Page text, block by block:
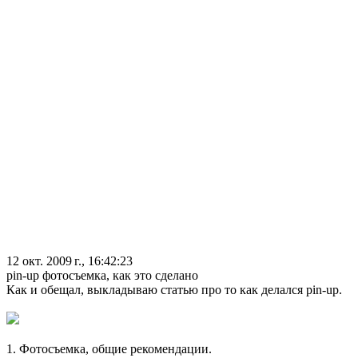
12 окт. 2009 г., 16:42:23
pin-up фотосъемка, как это сделано
Как и обещал, выкладываю статью про то как делался pin-up.
1. Фотосъемка, общие рекомендации.